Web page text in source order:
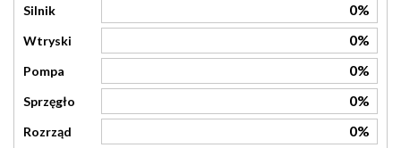
Silnik 0%
Wtryski 0%
Pompa 0%
Sprzęgło 0%
Rozrząd 0%